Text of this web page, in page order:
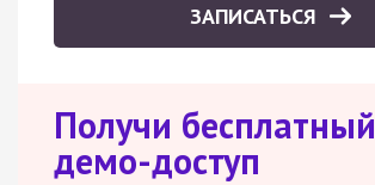
ЗАПИСАТЬСЯ
Получи бесплатный
демо-доступ